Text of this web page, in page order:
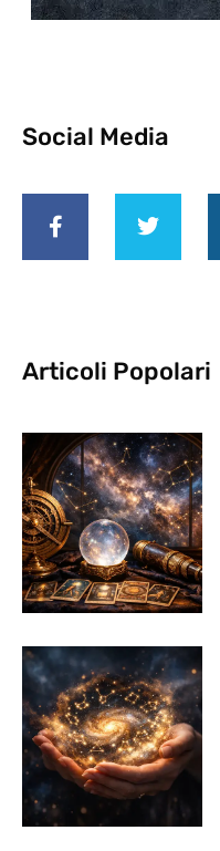
Social Media
Articoli Popolari